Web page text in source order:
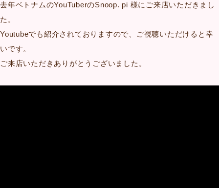
去年ベトナムのYouTuberのSnoop. pi 様にご来店いただきまし
た。
Youtubeでも紹介されておりますので、ご視聴いただけると幸
いです。
ご来店いただきありがとうございました。